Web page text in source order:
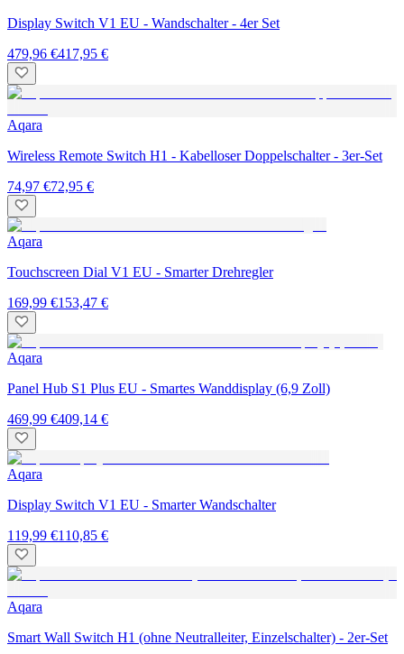
Display Switch V1 EU - Wandschalter - 4er Set
479,96 €417,95 €
Aqara
Wireless Remote Switch H1 - Kabelloser Doppelschalter - 3er-Set
74,97 €72,95 €
Aqara
Touchscreen Dial V1 EU - Smarter Drehregler
169,99 €153,47 €
Aqara
Panel Hub S1 Plus EU - Smartes Wanddisplay (6,9 Zoll)
469,99 €409,14 €
Aqara
Display Switch V1 EU - Smarter Wandschalter
119,99 €110,85 €
Aqara
Smart Wall Switch H1 (ohne Neutralleiter, Einzelschalter) - 2er-Set